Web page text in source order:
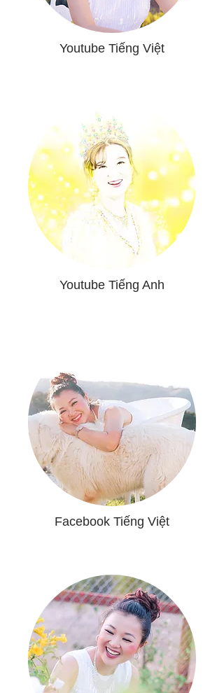
Youtube Tiếng Việt
Youtube Tiếng Anh​
Facebook Tiếng Việt